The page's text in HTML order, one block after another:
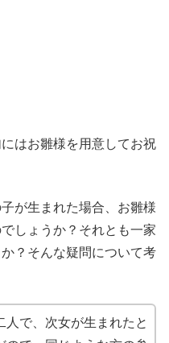
はお雛様を用意してお祝
が生まれた場合、お雛様
しょうか？それとも一家
？そんな疑問について考
で、次女が生まれたと